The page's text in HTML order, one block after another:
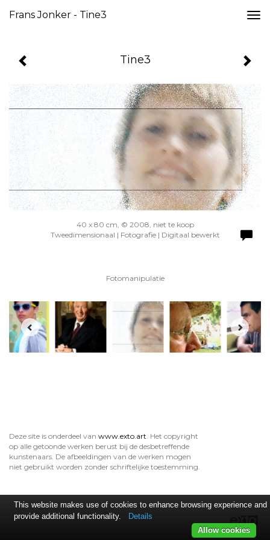
Frans Jonker - Tine3
Tine3
40 x 80 cm, © 2008, niet te koop
Tweedimensionaal | Fotografie | Digitaal bewerkt
Fotomanipulatie
Deze site is onderdeel van www.exto.art. Het copyright
op alle getoonde werken berust bij de desbetreffende
kunstenaars. De afbeeldingen van de werken mogen
niet gebruikt worden zonder schriftelijke toestemming.
This website makes use of cookies to enhance browsing experience and
provide additional functionality.
Details
Allow cookies